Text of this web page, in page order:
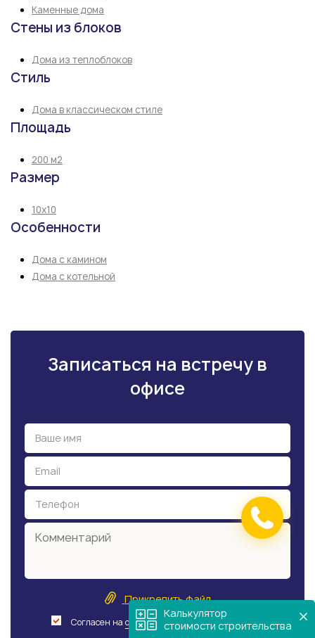
Калькулятор
стоимости строительства
Каменные дома
Стены из блоков
Дома из теплоблоков
Стиль
Дома в классическом стиле
Площадь
200 м2
Размер
10х10
Особенности
Дома с камином
Дома с котельной
Записаться на встречу в
офисе
Прикрепить файл
Согласен на обработку персональных данных